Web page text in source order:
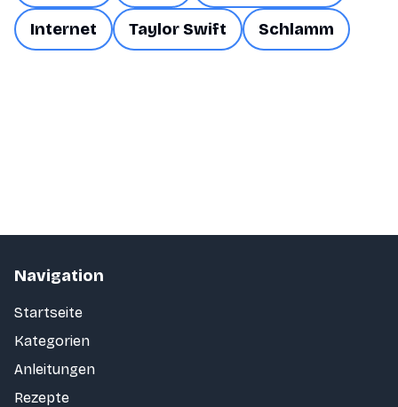
Internet Taylor Swift Schlamm
Navigation
Startseite
Kategorien
Anleitungen
Rezepte